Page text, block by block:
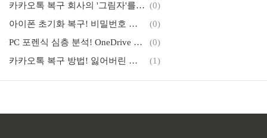
카카오톡 복구 회사의 '그림자'를 쫓다! 내부 기밀 유출, 그 은밀하고 기술적인 정황 분석 (0)
아이폰 초기화 복구! 비밀번호 연속 오류, 피할 수 없는 굴레
(0)
PC 포렌식 심층 분석! OneDrive 자료 유출 증거 확보를 위한 기술적 접근
(0)
카카오톡 복구 방법! 잃어버린 순간을 되찾는 섬세한 기술 완벽 가이드
(1)
증거 수집의 A to Z! 해시 검증부터 연계 보관성까지, 법률적 완벽을 위한 기술
(1)
카카오톡 대화 내용 복구의 섬세한 기술적 이해
(0)